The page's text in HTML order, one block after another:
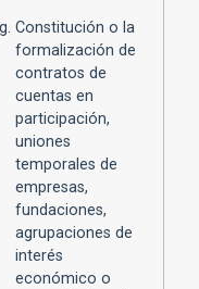
Constitución o la
formalización de
contratos de
cuentas en
participación,
uniones
temporales de
empresas,
fundaciones,
agrupaciones de
interés
económico o